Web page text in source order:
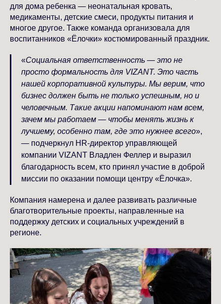
для дома ребенка — неонатальная кровать,
медикаменты, детские смеси, продукты питания и
многое другое. Также команда организовала для
воспитанников «Ёлочки» костюмированный праздник.
«Социальная ответственность — это не
просто формальность для VIZANT. Это часть
нашей корпоративной культуры. Мы верим, что
бизнес должен быть не только успешным, но и
человечным. Такие акции напоминают нам всем,
зачем мы работаем — чтобы менять жизнь к
лучшему, особенно там, где это нужнее всего»,
— подчеркнул HR-директор управляющей
компании VIZANT Владлен Феллер и выразил
благодарность всем, кто принял участие в доброй
миссии по оказании помощи центру «Ёлочка».
Компания намерена и далее развивать различные
благотворительные проекты, направленные на
поддержку детских и социальных учреждений в
регионе.